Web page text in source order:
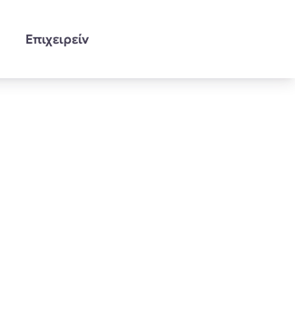
Επιχειρείν